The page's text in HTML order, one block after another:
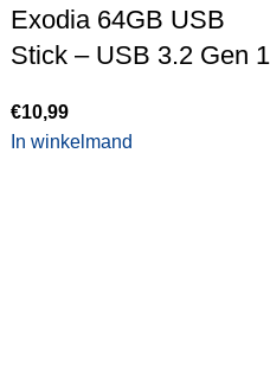
Exodia 64GB USB
Stick – USB 3.2 Gen 1
€10,99
In winkelmand